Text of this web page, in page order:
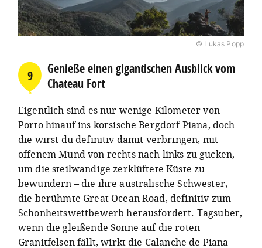
© Lukas Popp
9
Genieße einen gigantischen Ausblick vom
Chateau Fort
Eigentlich sind es nur wenige Kilometer von
Porto hinauf ins korsische Bergdorf Piana, doch
die wirst du definitiv damit verbringen, mit
offenem Mund von rechts nach links zu gucken,
um die steilwandige zerklüftete Küste zu
bewundern – die ihre australische Schwester,
die berühmte Great Ocean Road, definitiv zum
Schönheitswettbewerb herausfordert. Tagsüber,
wenn die gleißende Sonne auf die roten
Granitfelsen fällt, wirkt die Calanche de Piana